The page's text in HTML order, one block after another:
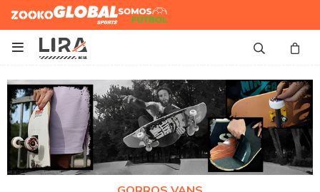
Zooko Global Sports
Somos
Futbol
